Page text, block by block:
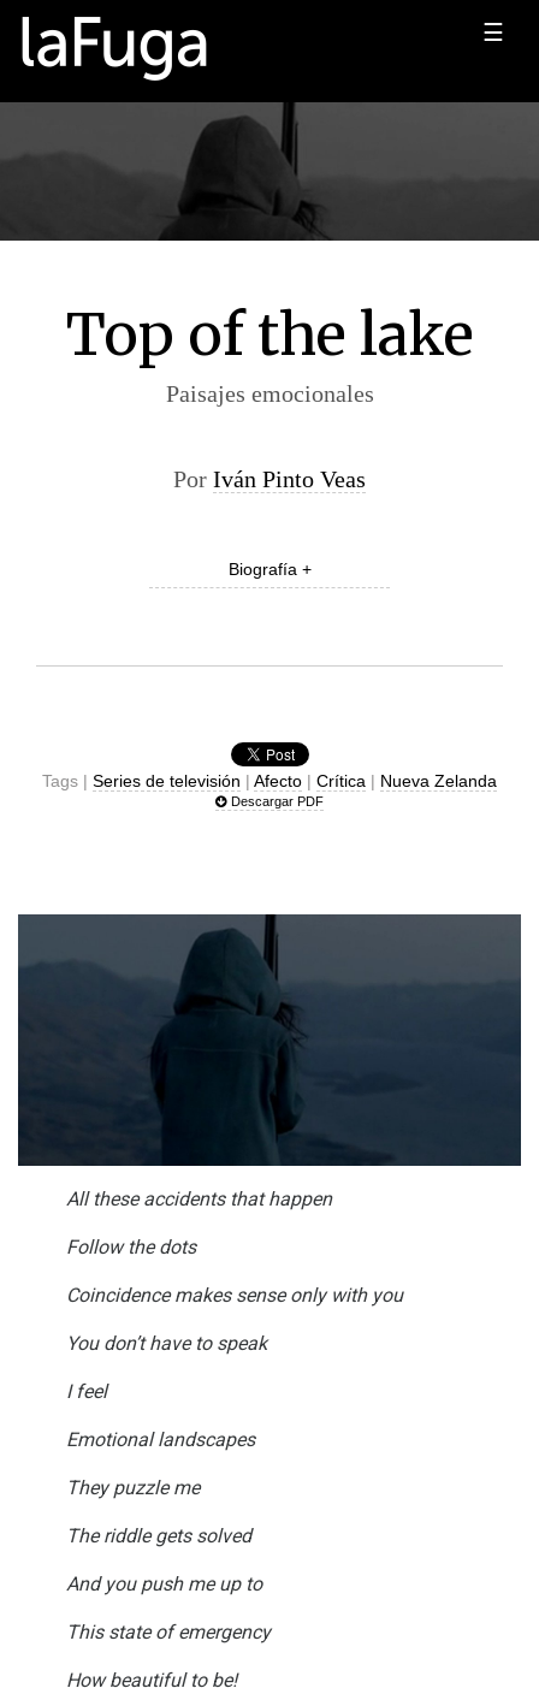
☰
Top of the lake
Paisajes emocionales
Por Iván Pinto Veas
Biografía +
Tags | Series de televisión | Afecto | Crítica | Nueva Zelanda
Descargar PDF
All these accidents that happen
Follow the dots
Coincidence makes sense only with you
You don’t have to speak
I feel
Emotional landscapes
They puzzle me
The riddle gets solved
And you push me up to
This state of emergency
How beautiful to be!